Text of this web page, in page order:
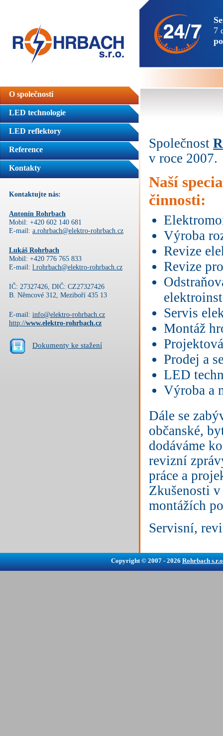
7
O společnosti
LED technologie
LED reflektory
Reference
Kontakty
Kontaktujte nás:
Antonín Rohrbach
Mobil: +420 602 140 681
E-mail: a.rohrbach@elektro-rohrbach.cz
Lukáš Rohrbach
Mobil: +420 776 765 833
E-mail: l.rohrbach@elektro-rohrbach.cz
IČ: 27327426, DIČ: CZ27327426
B. Němcové 312, Meziboří 435 13
E-mail: info@elektro-rohrbach.cz
http://www.elektro-rohrbach.cz
Dokumenty ke stažení
Společnost
v roce 2007.
Naší
činnosti:
Výroba
Revize
Revize
Servis
Montáž
Prodej a
LED
Výroba a
Dále se
občanské,
dodáváme
revizní
práce a
Zkušenosti
montážích
Servisní,
Copyright © 2007 - 2026 Rohrbach